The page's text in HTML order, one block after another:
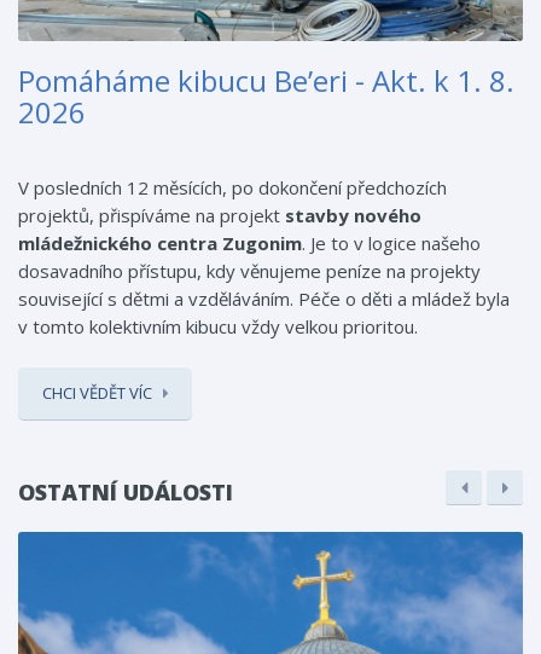
Pomáháme kibucu Be’eri - Akt. k 1. 8.
2026
V posledních 12 měsících, po dokončení předchozích
projektů, přispíváme na projekt stavby nového
mládežnického centra Zugonim. Je to v logice našeho
dosavadního přístupu, kdy věnujeme peníze na projekty
související s dětmi a vzděláváním. Péče o děti a mládež byla
v tomto kolektivním kibucu vždy velkou prioritou.
CHCI VĚDĚT VÍC
OSTATNÍ UDÁLOSTI